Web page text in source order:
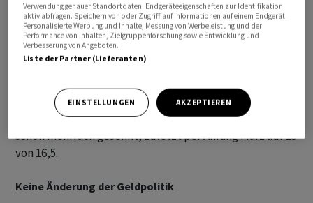
verzinst. Die Berechnungsgrundlage der Limiten bleibt
laut SNB unverändert. Ausserdem werden
Sichtguthaben, die zur Erfüllung der Mindestreserven
gehalten werden, nicht verzinst, so das Communiqué
Die SNB hatte den Faktor in den vergangenen Monaten
schon mehrfach gesenkt, zuletzt per Anfang März auf 15
von 16,5.
Keine Änderung der Geldpolitik
Verwendung genauer Standortdaten. Endgeräteeigenschaften zur Identifikation
aktiv abfragen. Speichern von oder Zugriff auf Informationen auf einem Endgerät.
Personalisierte Werbung und Inhalte, Messung von Werbeleistung und der
Performance von Inhalten, Zielgruppenforschung sowie Entwicklung und
Verbesserung von Angeboten.
Liste der Partner (Lieferanten)
EINSTELLUNGEN AKZEPTIEREN